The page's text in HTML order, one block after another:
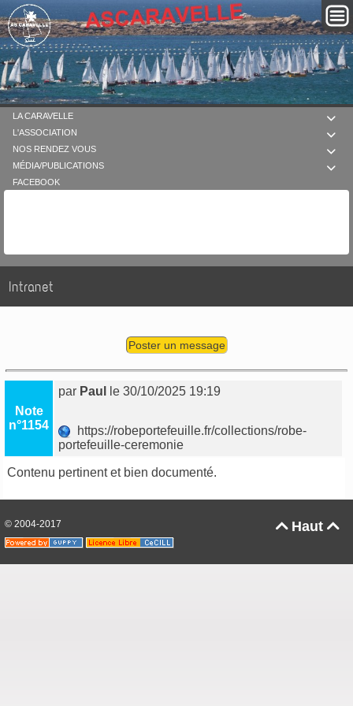

LA CARAVELLE

L'ASSOCIATION

NOS RENDEZ VOUS

MÉDIA/PUBLICATIONS
FACEBOOK
Intranet
Poster un message
Note
n°1154
par Paul le 30/10/2025 19:19
https://robeportefeuille.fr/collections/robe-
portefeuille-ceremonie
Contenu pertinent et bien documenté.
Haut 
© 2004-2017